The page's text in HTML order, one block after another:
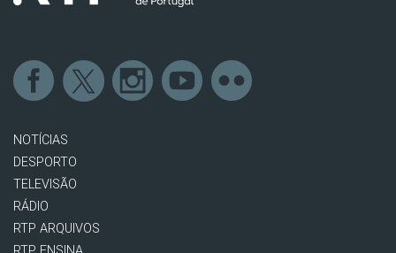
NOTÍCIAS
DESPORTO
TELEVISÃO
RÁDIO
RTP ARQUIVOS